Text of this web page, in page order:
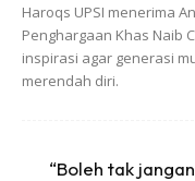
Haroqs UPSI menerima
Penghargaan Khas Naib
inspirasi agar generasi
merendah diri.
“Boleh tak